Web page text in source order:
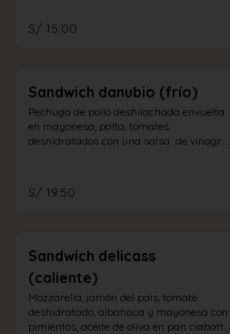
S/ 15.00
Sandwich danubio (frío)
Pechuga de pollo deshilachada envuelta
en mayonesa, palta, tomates
deshidratados con una salsa  de vinagre
S/ 19.50
Sandwich delicass
(caliente)
Mozzarella, jamón del pais, tomate
deshidratado, albahaca y mayonesa con
pimientos, aceite de oliva en pan ciabatta